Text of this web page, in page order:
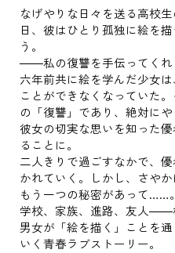
なげやりな日々を送る高校
日、彼はひとり孤独に絵を
う。
――私の復讐を手伝ってくれ
六年前共に絵を学んだ少女
ことができなくなっていた
の「復讐」であり、絶対にや
彼女の切実な思いを知った
ることに。
二人きりで過ごすなかで、
かれていく。しかし、さや
もう一つの秘密があって……。
学校、家族、進路、友人――
男女が「絵を描く」ことを
いく青春ラブストーリー。